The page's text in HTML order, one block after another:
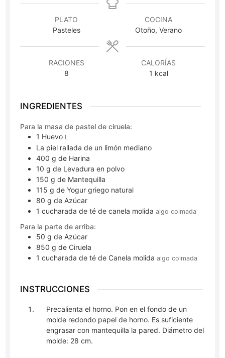
PLATO
Pasteles
COCINA
Otoño, Verano
RACIONES
8
CALORÍAS
1 kcal
INGREDIENTES
Para la masa de pastel de ciruela:
1 Huevo L
La piel rallada de un limón mediano
400 g de Harina
10 g de Levadura en polvo
150 g de Mantequilla
115 g de Yogur griego natural
80 g de Azúcar
1 cucharada de téde canela molidaalgo colmada
Para la parte de arriba:
50 g de Azúcar
850 g de Ciruela
1 cucharada de téde Canela molida algo colmada
INSTRUCCIONES
Precalienta el horno. Pon en el fondo de un
molde redondo papel de horno. Es suficiente
engrasar con mantequilla la pared. Diámetro del
molde: 28 cm.